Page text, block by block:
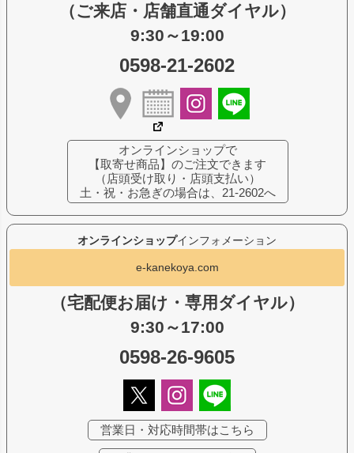
オンラインショップインフォメーション
e-kanekoya.com
（宅配便お届け・専用ダイヤル）
9:30～17:00
0598-26-9605
営業日・対応時間帯はこちら
（ご来店・店舗直通ダイヤル）
9:30～19:00
0598-21-2602
オンラインショップで
【取寄せ商品】のご注文できます
（店頭受け取り・店頭支払い）
土・祝・お急ぎの場合は、21-2602へ